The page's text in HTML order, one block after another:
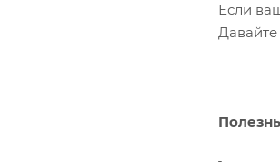
Если